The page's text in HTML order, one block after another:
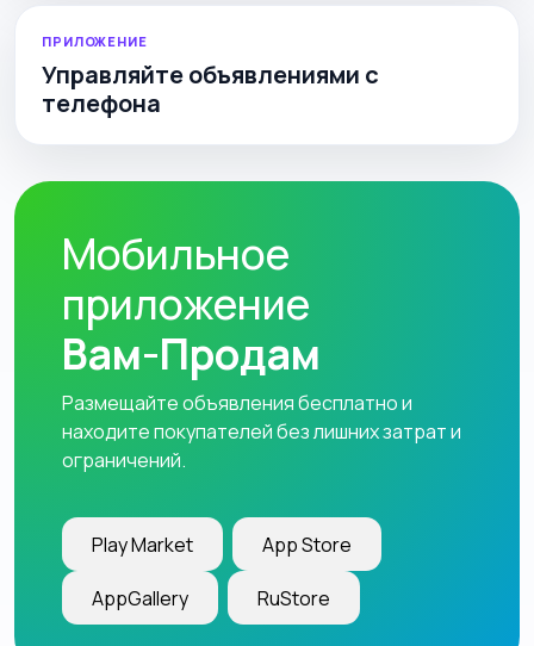
ПРИЛОЖЕНИЕ
Управляйте объявлениями с
телефона
Мобильное
приложение
Вам-Продам
Размещайте объявления бесплатно и
находите покупателей без лишних затрат и
ограничений.
Play Market App Store
AppGallery RuStore